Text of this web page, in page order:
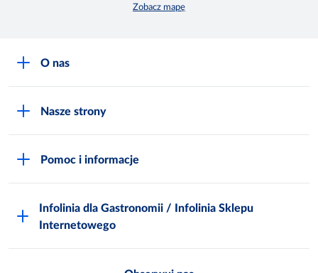
Zobacz mapę
O nas
Zgłoś naruszenie
Inspektor Ochrony Danych
Metro AG
Nasze strony
Polskie Skarby Kulinarne
Zgody marketingowe
Pomoc i informacje
FAQ
Jak kupować w MAKRO Online
Infolinia dla Gastronomii / Infolinia Sklepu
Internetowego